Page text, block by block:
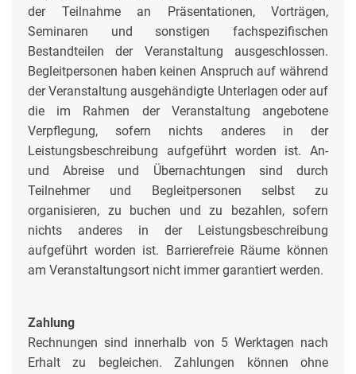
der Teilnahme an Präsentationen, Vorträgen,
Seminaren und sonstigen fachspezifischen
Bestandteilen der Veranstaltung ausgeschlossen.
Begleitpersonen haben keinen Anspruch auf während
der Veranstaltung ausgehändigte Unterlagen oder auf
die im Rahmen der Veranstaltung angebotene
Verpflegung, sofern nichts anderes in der
Leistungsbeschreibung aufgeführt worden ist. An-
und Abreise und Übernachtungen sind durch
Teilnehmer und Begleitpersonen selbst zu
organisieren, zu buchen und zu bezahlen, sofern
nichts anderes in der Leistungsbeschreibung
aufgeführt worden ist. Barrierefreie Räume können
am Veranstaltungsort nicht immer garantiert werden.
Zahlung
Rechnungen sind innerhalb von 5 Werktagen nach
Erhalt zu begleichen. Zahlungen können ohne